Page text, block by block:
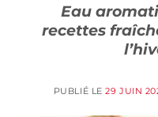
Eau
recettes
PUBLIÉ LE29 JUIN